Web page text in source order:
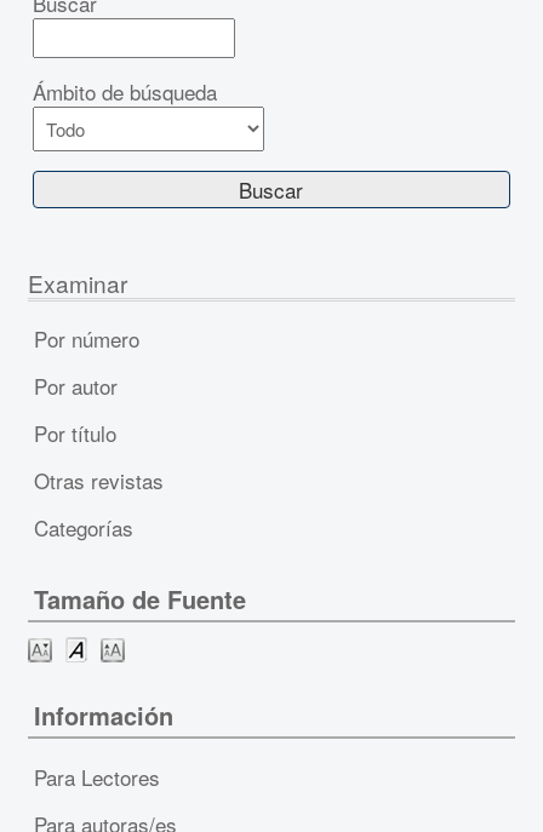
Ámbito de búsqueda
Examinar
Por número
Por autor
Por título
Otras revistas
Categorías
Tamaño de Fuente
Información
Para Lectores
Para autoras/es